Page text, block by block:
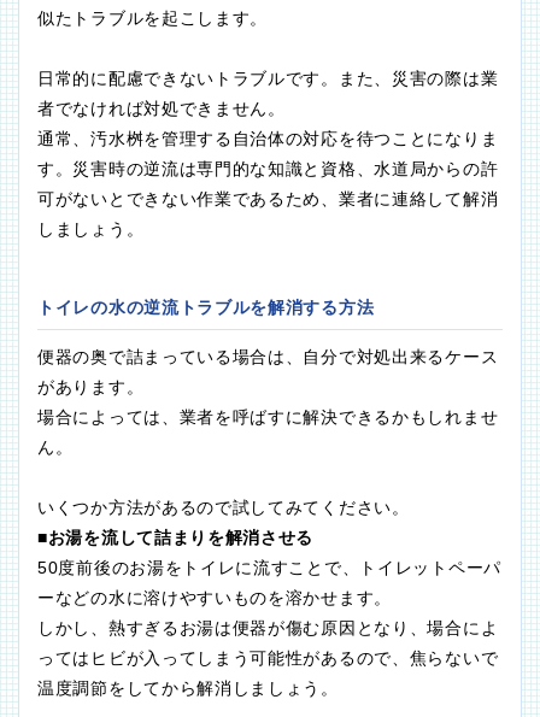
似たトラブルを起こします。
日常的に配慮できないトラブルです。また、災害の際は業
者でなければ対処できません。
通常、汚水桝を管理する自治体の対応を待つことになりま
す。災害時の逆流は専門的な知識と資格、水道局からの許
可がないとできない作業であるため、業者に連絡して解消
しましょう。
トイレの水の逆流トラブルを解消する方法
便器の奥で詰まっている場合は、自分で対処出来るケース
があります。
場合によっては、業者を呼ばすに解決できるかもしれませ
ん。
いくつか方法があるので試してみてください。
■お湯を流して詰まりを解消させる
50度前後のお湯をトイレに流すことで、トイレットペーパ
ーなどの水に溶けやすいものを溶かせます。
しかし、熱すぎるお湯は便器が傷む原因となり、場合によ
ってはヒビが入ってしまう可能性があるので、焦らないで
温度調節をしてから解消しましょう。